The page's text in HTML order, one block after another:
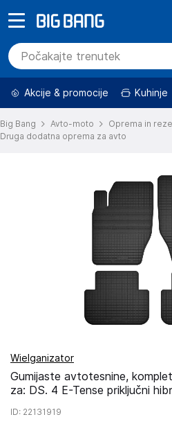
Akcije & promocije Kuhinje
Big Bang Avto-moto
Oprema in
Druga dodatna oprema za avto
Wielganizator
Gumijaste avtotesnine,
za: DS. 4 E-Tense priključni
ID: 22131919